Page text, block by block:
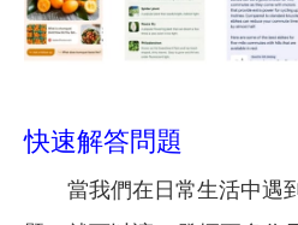
快速解答問題
當我們在日常生活中遇